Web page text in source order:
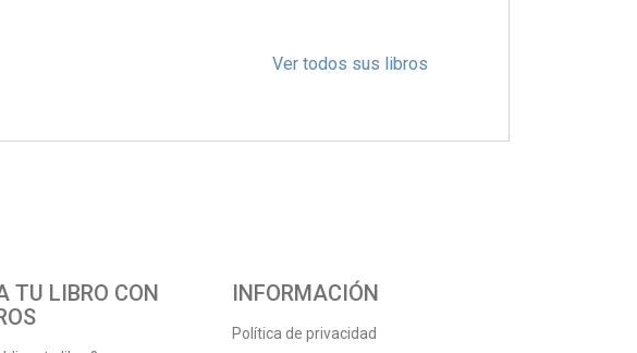
Ver todos sus libros
TU LIBRO CON
INFORMACIÓN
Política de privacidad